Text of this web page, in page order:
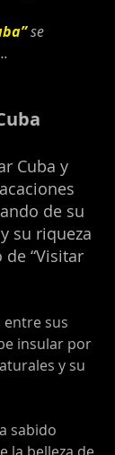
se
Cuba y
de su
su riqueza
“Visitar
entre sus
insular por
y su
sabido